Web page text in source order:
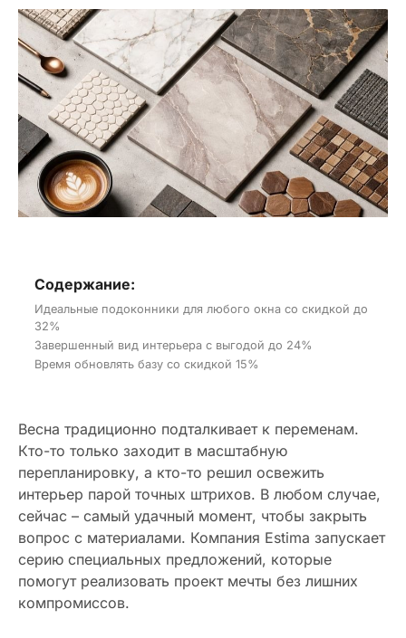
Содержание:
Идеальные подоконники для любого окна со скидкой до
32%
Завершенный вид интерьера с выгодой до 24%
Время обновлять базу со скидкой 15%
Весна традиционно подталкивает к переменам.
Кто-то только заходит в масштабную
перепланировку, а кто-то решил освежить
интерьер парой точных штрихов. В любом случае,
сейчас – самый удачный момент, чтобы закрыть
вопрос с материалами. Компания Estima запускает
серию специальных предложений, которые
помогут реализовать проект мечты без лишних
компромиссов.